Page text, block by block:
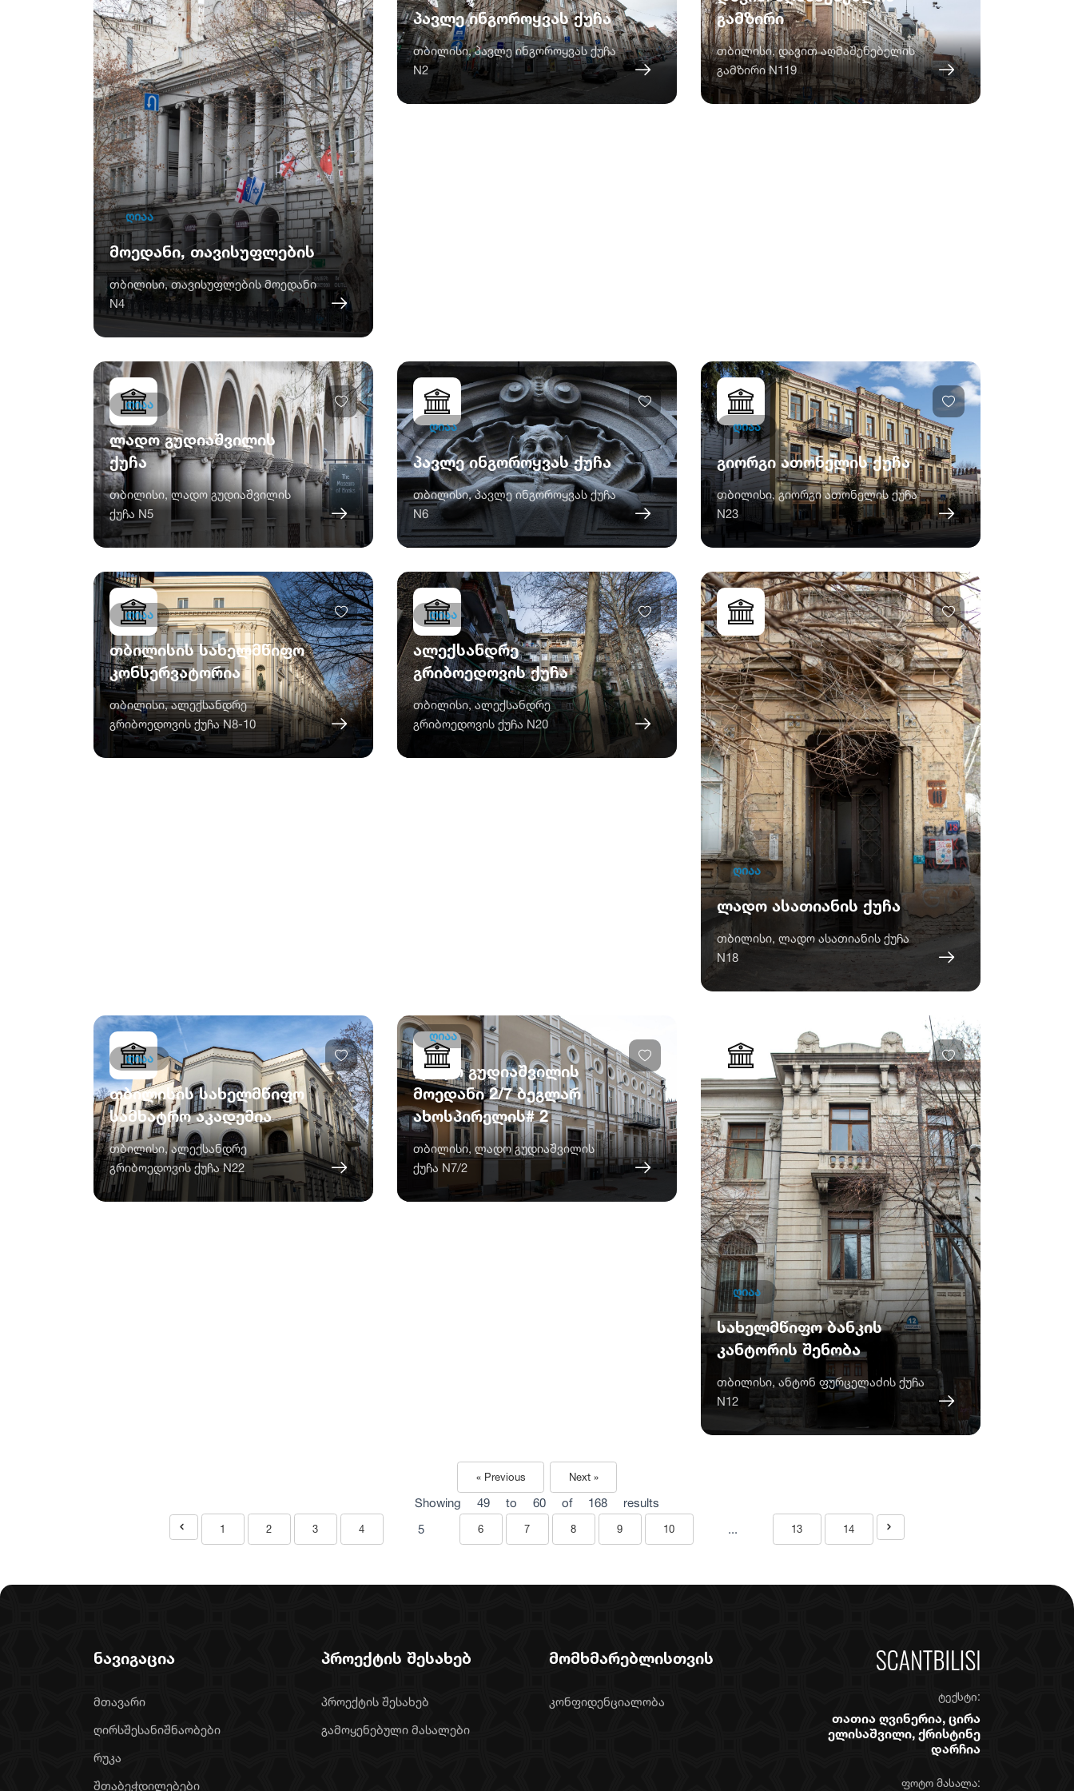
ღიაა
მოედანი, თავისუფლების
თბილისი, თავისუფლების მოედანი
N4
პავლე ინგოროყვას ქუჩა
თბილისი, პავლე ინგოროყვას ქუჩა
N2
გამზირი
თბილისი, დავით აღმაშენებელის
გამზირი N119
ღიაა
ლადო გუდიაშვილის
ქუჩა
თბილისი, ლადო გუდიაშვილის
ქუჩა N5
ღიაა
პავლე ინგოროყვას ქუჩა
თბილისი, პავლე ინგოროყვას ქუჩა
N6
ღიაა
გიორგი ათონელის ქუჩა
თბილისი, გიორგი ათონელის ქუჩა
N23
ღიაა
თბილისის სახელმწიფო
კონსერვატორია
თბილისი, ალექსანდრე
გრიბოედოვის ქუჩა N8-10
ღიაა
ალექსანდრე
გრიბოედოვის ქუჩა
თბილისი, ალექსანდრე
გრიბოედოვის ქუჩა N20
ღიაა
ლადო ასათიანის ქუჩა
თბილისი, ლადო ასათიანის ქუჩა
N18
ღიაა
თბილისის სახელმწიფო
სამხატრო აკადემია
თბილისი, ალექსანდრე
გრიბოედოვის ქუჩა N22
ღიაა
ლადო გუდიაშვილის
მოედანი 2/7 ბეგლარ
ახოსპირელის# 2
თბილისი, ლადო გუდიაშვილის
ქუჩა N7/2
ღიაა
სახელმწიფო ბანკის
კანტორის შენობა
თბილისი, ანტონ ფურცელაძის ქუჩა
N12
« Previous Next »
Showing 49 to 60 of 168 results
1 2 3 4 5 6 7 8 9 10 ... 13 14
ნავიგაცია
მთავარი
ღირსშესანიშნაობები
რუკა
შთაბეჭდილებები
პროექტის შესახებ
პროექტის შესახებ
გამოყენებული მასალები
მომხმარებლისთვის
კონფიდენციალობა ტექსტი:
თათია ღვინერია, ცირა
ელისაშვილი, ქრისტინე
დარჩია
ფოტო მასალა: